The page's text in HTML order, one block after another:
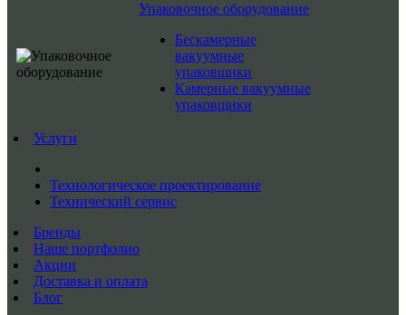
Упаковочное оборудование
Бескамерные
вакуумные
упаковщики
Камерные вакуумные
упаковщики
Услуги
Технологическое проектирование
Технический сервис
Бренды
Наше портфолио
Акции
Доставка и оплата
Блог